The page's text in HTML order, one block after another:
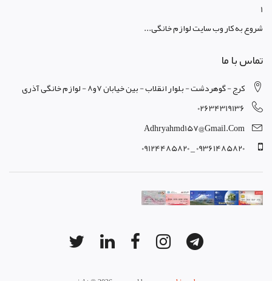
1
شروع به کار وب سایت لوازم خانگی...
تماس با ما
کرج - گوهردشت - بلوار انقلاب - بین خیابان 7و8 - لوازم خانگی آذری
02634319136
Adhryahmd157@gmail.com
09361485820 _ 09124485820